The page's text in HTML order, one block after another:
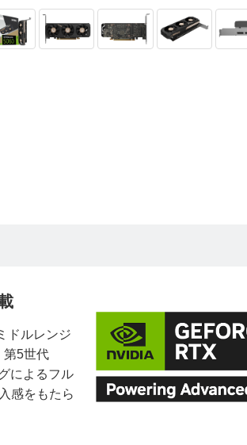
ドルレンジ
第5世代
によるフル
感をもたら